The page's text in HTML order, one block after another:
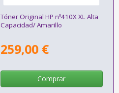
Tóner Original HP nº410X XL Alta
Capacidad/ Amarillo
259,00 €
Comprar